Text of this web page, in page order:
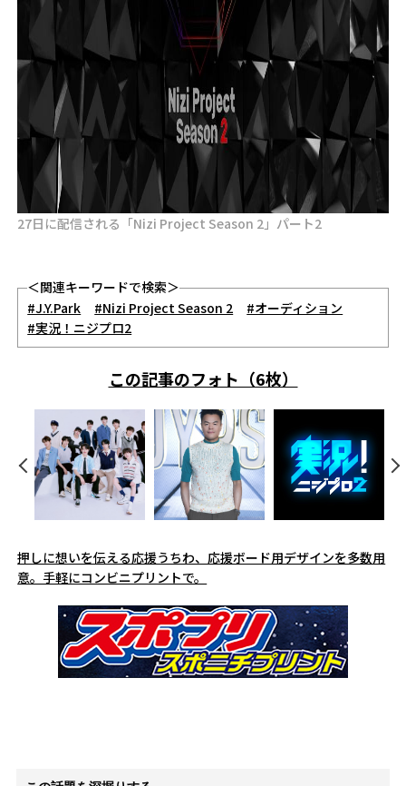
27日に配信される「Nizi Project Season 2」パート2
＜関連キーワードで検索＞
#J.Y.Park
#Nizi Project Season 2
#オーディション
#実況！ニジプロ2
この記事のフォト（6枚）
押しに想いを伝える応援うちわ、応援ボード用デザインを多数用
意。手軽にコンビニプリントで。